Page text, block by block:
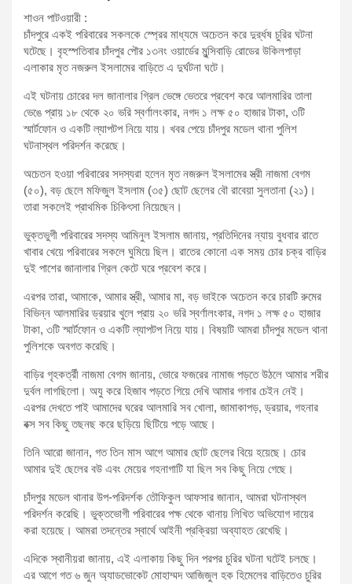
t
:
শাওন পাটওয়ারী :
চাঁদপুরে একই পরিবারের সকলকে স্প্রের মাধ্যমে অচেতন করে দুর্র্ধষ চুরির ঘটনা
ঘটেছে। বৃহস্পতিবার চাঁদপুর পৌর ১৩নং ওয়ার্ডের মুন্সিবাড়ি রোডের উকিলপাড়া
এলাকার মৃত নজরুল ইসলামের বাড়িতে এ দুর্ঘটনা ঘটে।
এই ঘটনায় চোরের দল জানালার গ্রিল ভেঙ্গে ভেতরে প্রবেশ করে আলমারির তালা
ভেঙে প্রায় ১৮ থেকে ২০ ভরি স্বর্ণালংকার, নগদ ১ লক্ষ ৫০ হাজার টাকা, ৩টি
স্মার্টফোন ও একটি ল্যাপটপ নিয়ে যায়। খবর পেয়ে চাঁদপুর মডেল থানা পুলিশ
ঘটনাস্থল পরিদর্শন করেছে।
অচেতন হওয়া পরিবারের সদস্যরা হলেন মৃত নজরুল ইসলামের স্ত্রী নাজমা বেগম
(৫০), বড় ছেলে মফিজুল ইসলাম (৩৫) ছোট ছেলের বৌ রাবেয়া সুলতানা (২১)।
তারা সকলেই প্রাথমিক চিকিৎসা নিয়েছেন।
ভুক্তভুগী পরিবারের সদস্য আমিনুল ইসলাম জানায়, প্রতিদিনের ন্যায় বুধবার রাতে
খাবার খেয়ে পরিবারের সকলে ঘুমিয়ে ছিল। রাতের কোনো এক সময় চোর চক্র বাড়ির
দুই পাশের জানালার গ্রিল কেটে ঘরে প্রবেশ করে।
এরপর তারা, আমাকে, আমার স্ত্রী, আমার মা, বড় ভাইকে অচেতন করে চারটি রুমের
বিভিন্ন আলমারির ড্রয়ার খুলে প্রায় ২০ ভরি স্বর্ণালংকার, নগদ ১ লক্ষ ৫০ হাজার
টাকা, ৩টি স্মার্টফোন ও একটি ল্যাপটপ নিয়ে যায়। বিষয়টি আমরা চাঁদপুর মডেল থানা
পুলিশকে অবগত করেছি।
বাড়ির গৃহকর্ত্রী নাজমা বেগম জানায়, ভোরে ফজরের নামাজ পড়তে উঠলে আমার শরীর
দুর্বল লাগছিলো। অযু করে হিজাব পড়তে গিয়ে দেখি আমার গলার চেইন নেই।
এরপর দেখতে পাই আমাদের ঘরের আলমারি সব খোলা, জামাকাপড়, ড্রয়ার, গহনার
বক্স সব কিছু তছনছ করে ছড়িয়ে ছিটিয়ে পড়ে আছে।
তিনি আরো জানান, গত তিন মাস আগে আমার ছোট ছেলের বিয়ে হয়েছে। চোর
আমার দুই ছেলের বউ এবং মেয়ের গহনাগাটি যা ছিল সব কিছু নিয়ে গেছে।
চাঁদপুর মডেল থানার উপ-পরিদর্শক তৌফিকুল আফসার জানান, আমরা ঘটনাস্থল
পরিদর্শন করেছি। ভুক্তভোগী পরিবারের পক্ষ থেকে থানায় লিখিত অভিযোগ দায়ের
করা হয়েছে। আমরা তদন্তের স্বার্থে আইনী প্রক্রিয়া অব্যাহত রেখেছি।
এদিকে স্থানীয়রা জানায়, এই এলাকায় কিছু দিন পরপর চুরির ঘটনা ঘটেই চলছে।
এর আগে গত ৬ জুন অ্যাডভোকেট মোহাম্মদ আজিজুল হক হিমেলের বাড়িতেও চুরির